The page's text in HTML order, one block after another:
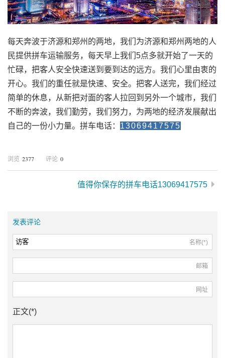
每天奔波于济源和郑州的两地，我们为济源和郑州两地的人
民提供拼车运输服务，每天早上我们5点多就开始了一天的
忙碌，把客人安全快速送到要到达的远方。我们心里由衷的
开心。我们的重任就是快速、安全。把客人送完，我们经过
简单的休息，从新把对面的客人拉回到另外一个城市，我们
不断的奔波，我们勤劳，我们努力，为两地的经济发展献出
自己的一份小力量。拼车电话： 13069417575
浏览 2377 评论 0
值得你保存的拼车电话13069417575
发表评论
名称(*)
邮箱
网址
正文(*)